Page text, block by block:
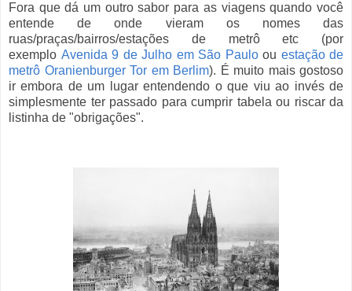
Fora que dá um outro sabor para as viagens quando você
entende de onde vieram os nomes das
ruas/praças/bairros/estações de metrô etc (por
exemplo Avenida 9 de Julho em São Pauloou estação de
metrô Oranienburger Tor em Berlim). É muito mais gostoso
ir embora de um lugar entendendo o que viu ao invés de
simplesmente ter passado para cumprir tabela ou riscar da
listinha de "obrigações".